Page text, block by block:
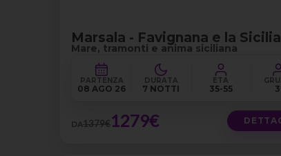
Mare, tramonti e anima siciliana
PARTENZA
08 AGO 26
DURATA
7 NOTTI
ETÀ
35-55
DA1379€1279€